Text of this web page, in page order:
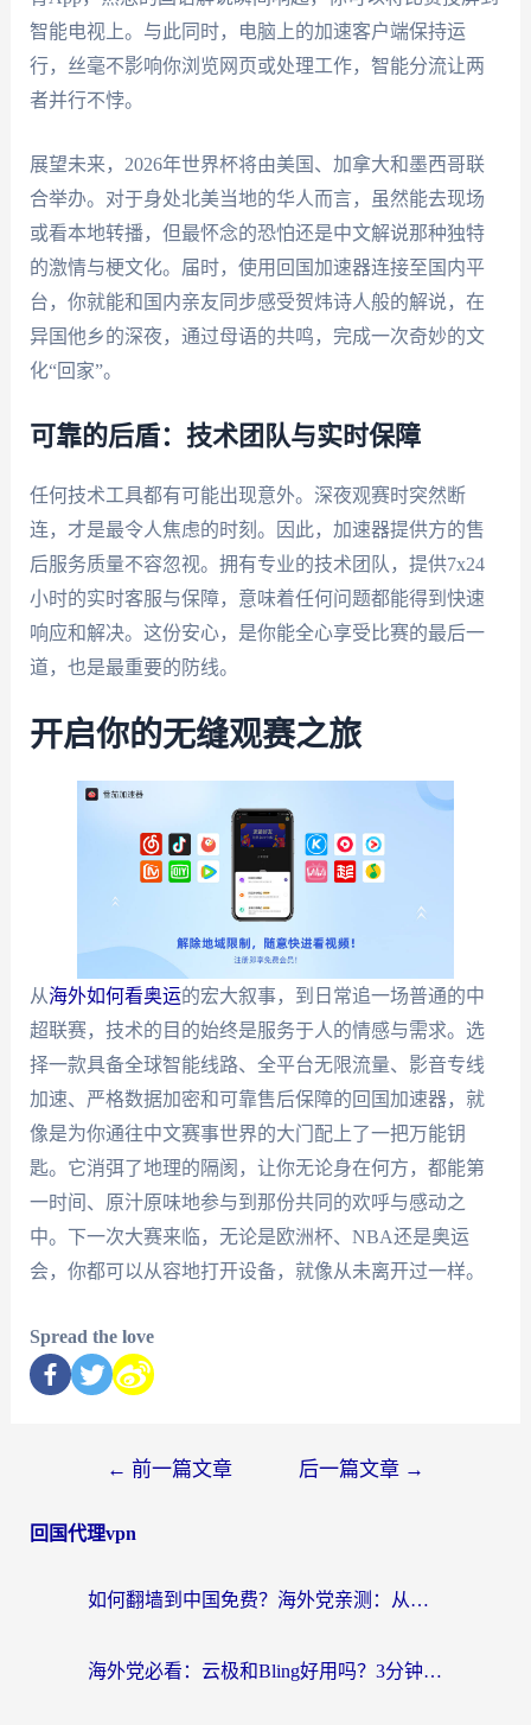
智能电视上。与此同时，电脑上的加速客户端保持运
行，丝毫不影响你浏览网页或处理工作，智能分流让两
者并行不悖。
展望未来，2026年世界杯将由美国、加拿大和墨西哥联
合举办。对于身处北美当地的华人而言，虽然能去现场
或看本地转播，但最怀念的恐怕还是中文解说那种独特
的激情与梗文化。届时，使用回国加速器连接至国内平
台，你就能和国内亲友同步感受贺炜诗人般的解说，在
异国他乡的深夜，通过母语的共鸣，完成一次奇妙的文
化“回家”。
可靠的后盾：技术团队与实时保障
任何技术工具都有可能出现意外。深夜观赛时突然断
连，才是最令人焦虑的时刻。因此，加速器提供方的售
后服务质量不容忽视。拥有专业的技术团队，提供7x24
小时的实时客服与保障，意味着任何问题都能得到快速
响应和解决。这份安心，是你能全心享受比赛的最后一
道，也是最重要的防线。
开启你的无缝观赛之旅
从海外如何看奥运的宏大叙事，到日常追一场普通的中
超联赛，技术的目的始终是服务于人的情感与需求。选
择一款具备全球智能线路、全平台无限流量、影音专线
加速、严格数据加密和可靠售后保障的回国加速器，就
像是为你通往中文赛事世界的大门配上了一把万能钥
匙。它消弭了地理的隔阂，让你无论身在何方，都能第
一时间、原汁原味地参与到那份共同的欢呼与感动之
中。下一次大赛来临，无论是欧洲杯、NBA还是奥运
会，你都可以从容地打开设备，就像从未离开过一样。
Spread the love
← 前一篇文章 后一篇文章 →
回国代理vpn
如何翻墙到中国免费？海外党亲测：从踩坑到选对加速器的全攻略
海外党必看：云极和Bling好用吗？3分钟教你选对回国加速器